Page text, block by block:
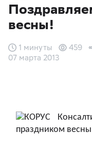
весны!
07 марта 2013
1 минуты 459